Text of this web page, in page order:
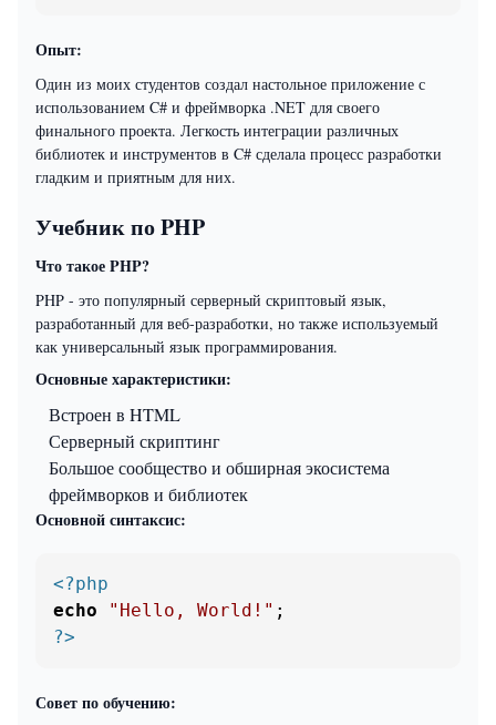
Опыт:
Один из моих студентов создал настольное приложение с
использованием C# и фреймворка .NET для своего
финального проекта. Легкость интеграции различных
библиотек и инструментов в C# сделала процесс разработки
гладким и приятным для них.
Учебник по PHP
Что такое PHP?
PHP - это популярный серверный скриптовый язык,
разработанный для веб-разработки, но также используемый
как универсальный язык программирования.
Основные характеристики:
Встроен в HTML
Серверный скриптинг
Большое сообщество и обширная экосистема
фреймворков и библиотек
Основной синтаксис:
<?php
echo
"Hello, World!"
?>
Совет по обучению: